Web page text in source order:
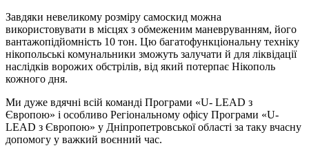
Завдяки невеликому розміру самоскид можна
використовувати в місцях з обмеженим маневруванням, його
вантажопідйомність 10 тон. Цю багатофункціональну техніку
нікопольські комунальники зможуть залучати й для ліквідації
наслідків ворожих обстрілів, від який потерпає Нікополь
кожного дня.
Ми дуже вдячні всій команді Програми «U- LEAD з
Європою» і особливо Регіональному офісу Програми «U-
LEAD з Європою» у Дніпропетровської області за таку вчасну
допомогу у важкий воєнний час.